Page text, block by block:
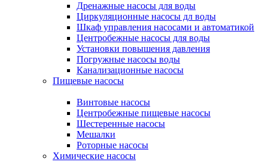
Дренажные насосы для воды
Циркуляционные насосы дл воды
Шкаф управления насосами и автоматикой
Центробежные насосы для воды
Установки повышения давления
Погружные насосы воды
Канализационные насосы
Пищевые насосы
Винтовые насосы
Центробежные пищевые насосы
Шестеренные насосы
Мешалки
Роторные насосы
Химические насосы